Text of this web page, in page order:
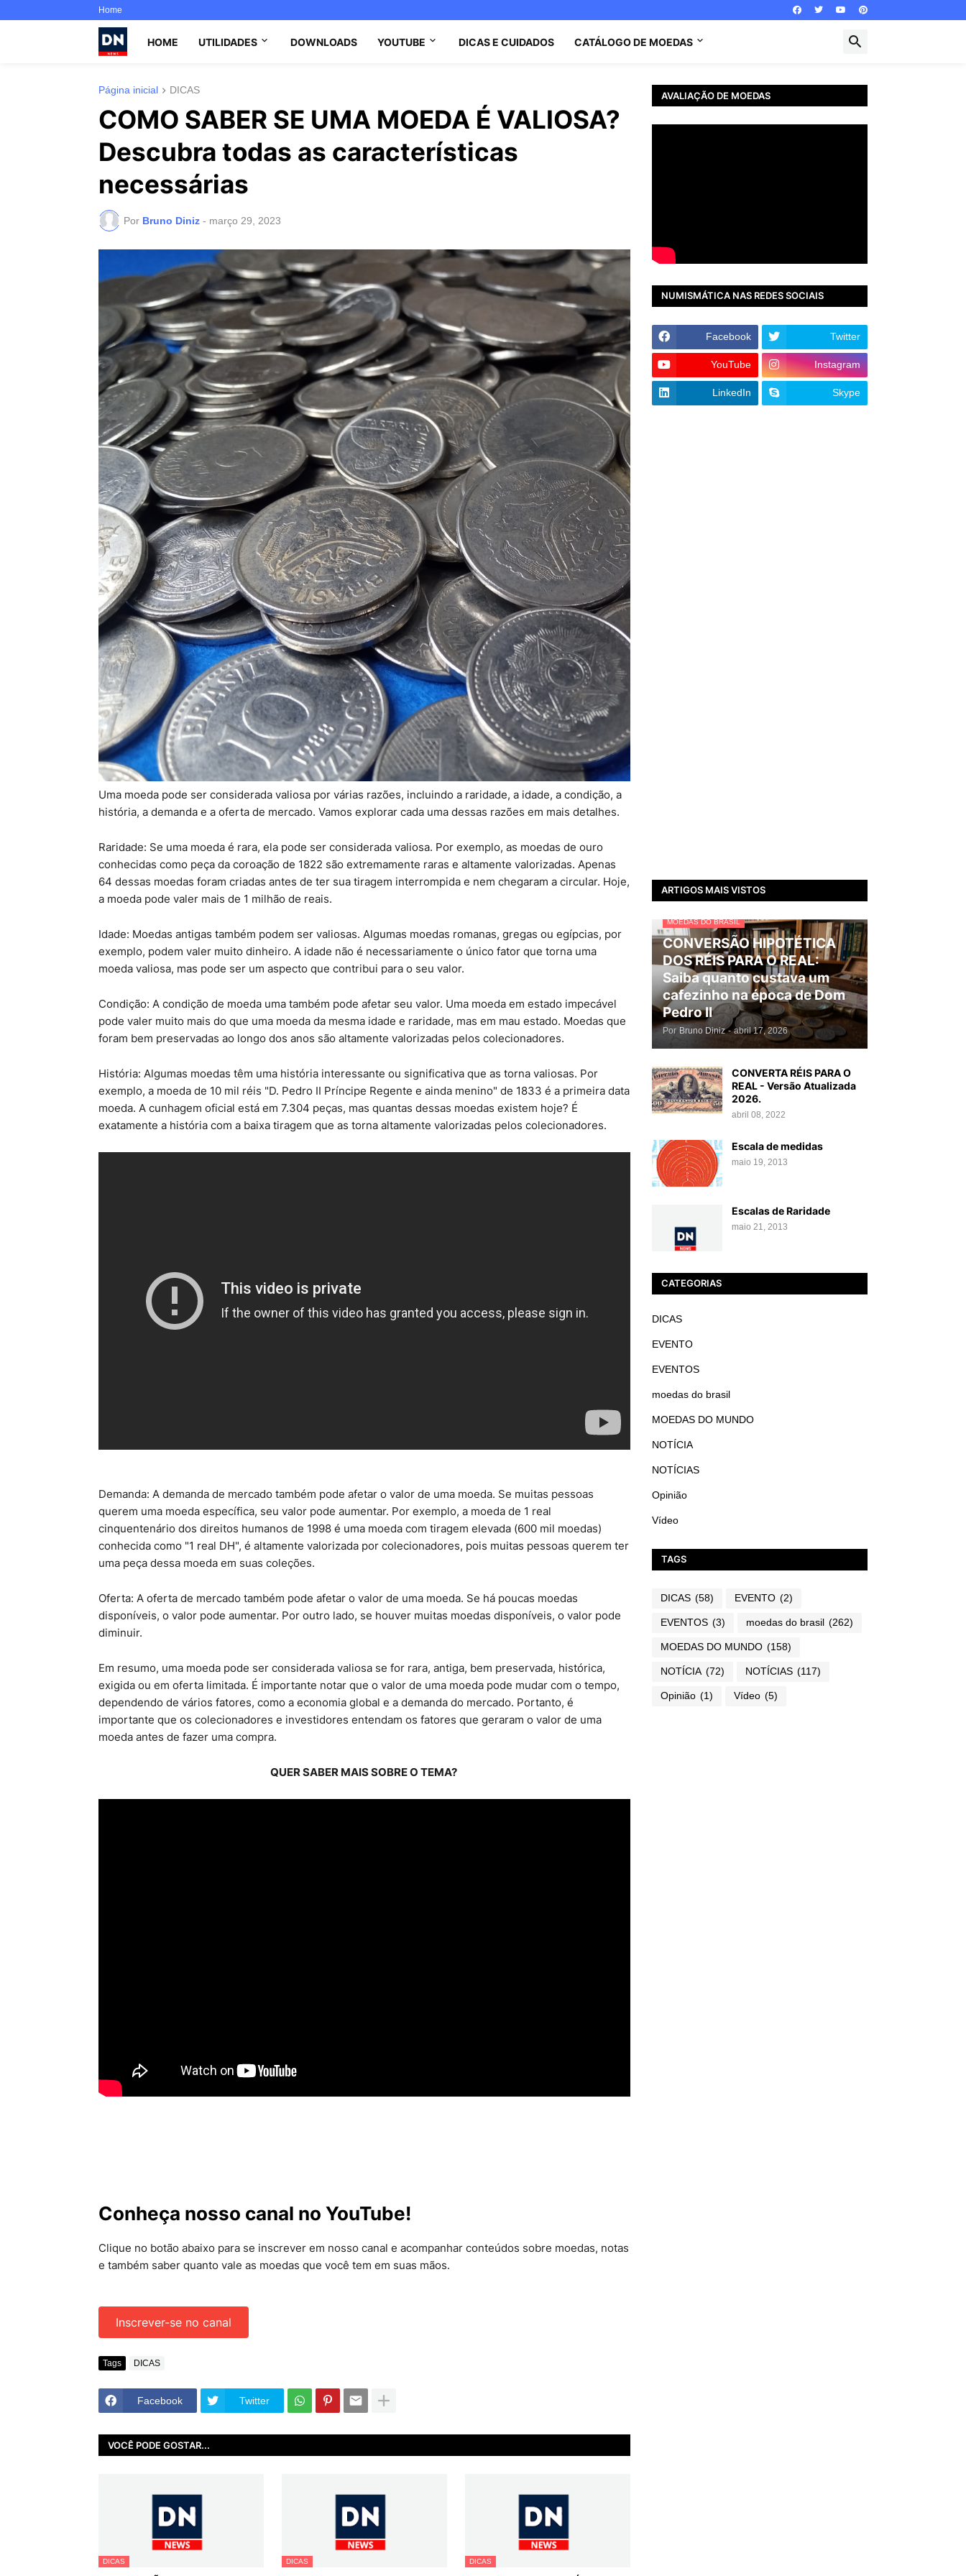
Home
HOME UTILIDADES DOWNLOADS YOUTUBE DICAS E CUIDADOS CATÁLOGO DE MOEDAS
Página inicial DICAS
COMO SABER SE UMA MOEDA É VALIOSA?
Descubra todas as características
necessárias
Por Bruno Diniz - março 29, 2023
Uma moeda pode ser considerada valiosa por várias razões, incluindo a raridade, a idade, a condição, a
história, a demanda e a oferta de mercado. Vamos explorar cada uma dessas razões em mais detalhes.
Raridade: Se uma moeda é rara, ela pode ser considerada valiosa. Por exemplo, as moedas de ouro
conhecidas como peça da coroação de 1822 são extremamente raras e altamente valorizadas. Apenas
64 dessas moedas foram criadas antes de ter sua tiragem interrompida e nem chegaram a circular. Hoje,
a moeda pode valer mais de 1 milhão de reais.
Idade: Moedas antigas também podem ser valiosas. Algumas moedas romanas, gregas ou egípcias, por
exemplo, podem valer muito dinheiro. A idade não é necessariamente o único fator que torna uma
moeda valiosa, mas pode ser um aspecto que contribui para o seu valor.
Condição: A condição de moeda uma também pode afetar seu valor. Uma moeda em estado impecável
pode valer muito mais do que uma moeda da mesma idade e raridade, mas em mau estado. Moedas que
foram bem preservadas ao longo dos anos são altamente valorizadas pelos colecionadores.
História: Algumas moedas têm uma história interessante ou significativa que as torna valiosas. Por
exemplo, a moeda de 10 mil réis "D. Pedro II Príncipe Regente e ainda menino" de 1833 é a primeira data
moeda. A cunhagem oficial está em 7.304 peças, mas quantas dessas moedas existem hoje? É
exatamente a história com a baixa tiragem que as torna altamente valorizadas pelos colecionadores.
Demanda: A demanda de mercado também pode afetar o valor de uma moeda. Se muitas pessoas
querem uma moeda específica, seu valor pode aumentar. Por exemplo, a moeda de 1 real
cinquentenário dos direitos humanos de 1998 é uma moeda com tiragem elevada (600 mil moedas)
conhecida como "1 real DH", é altamente valorizada por colecionadores, pois muitas pessoas querem ter
uma peça dessa moeda em suas coleções.
Oferta: A oferta de mercado também pode afetar o valor de uma moeda. Se há poucas moedas
disponíveis, o valor pode aumentar. Por outro lado, se houver muitas moedas disponíveis, o valor pode
diminuir.
Em resumo, uma moeda pode ser considerada valiosa se for rara, antiga, bem preservada, histórica,
exigida ou em oferta limitada. É importante notar que o valor de uma moeda pode mudar com o tempo,
dependendo de vários fatores, como a economia global e a demanda do mercado. Portanto, é
importante que os colecionadores e investidores entendam os fatores que geraram o valor de uma
moeda antes de fazer uma compra.
QUER SABER MAIS SOBRE O TEMA?
Conheça nosso canal no YouTube!
Clique no botão abaixo para se inscrever em nosso canal e acompanhar conteúdos sobre moedas, notas
e também saber quanto vale as moedas que você tem em suas mãos.
Inscrever-se no canal
Tags DICAS
Facebook Twitter
VOCÊ PODE GOSTAR...
DICAS DICAS DICAS
AVALIAÇÃO DE MOEDAS
NUMISMÁTICA NAS REDES SOCIAIS
Facebook Twitter
YouTube Instagram
LinkedIn Skype
ARTIGOS MAIS VISTOS
MOEDAS DO BRASIL
CONVERSÃO HIPOTÉTICA
DOS RÉIS PARA O REAL:
Saiba quanto custava um
cafezinho na época de Dom
Pedro II
Por Bruno Diniz - abril 17, 2026
CONVERTA RÉIS PARA O
REAL - Versão Atualizada
2026.
abril 08, 2022
Escala de medidas
maio 19, 2013
Escalas de Raridade
maio 21, 2013
CATEGORIAS
DICAS
EVENTO
EVENTOS
moedas do brasil
MOEDAS DO MUNDO
NOTÍCIA
NOTÍCIAS
Opinião
Vídeo
TAGS
DICAS (58) EVENTO (2)
EVENTOS (3) moedas do brasil (262)
MOEDAS DO MUNDO (158)
NOTÍCIA (72) NOTÍCIAS (117)
Opinião (1) Vídeo (5)